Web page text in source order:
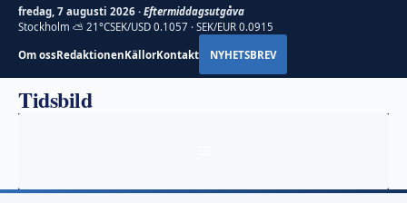
fredag, 7 augusti 2026 · Eftermiddagsutgåva
Stockholm ⛅ 21°CSEK/USD 0.1057 · SEK/EUR 0.0915
Om ossRedaktionenKällorKontakt NYHETSBREV
Hoppa
Tidsbild